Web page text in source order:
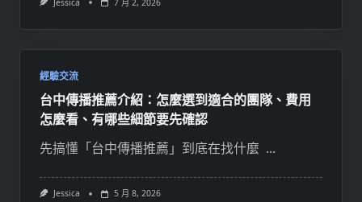
Jessica 7 月 2, 2026
經驗交流
台中傳播推薦介紹：怎麼選到適合的團隊、費用
怎麼看、有哪些細節要先確認
先搞懂「台中傳播推薦」到底在找什麼 ...
Jessica 5 月 8, 2026